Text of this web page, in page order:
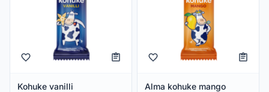
Kohuke vanilli
Alma kohuke mango